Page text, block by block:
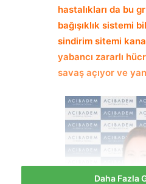
hastalıkları da bu
bağışıklık sistemi
sindirim sitemi
yabancı zararlı
savaş açıyor ve
Daha Fazla